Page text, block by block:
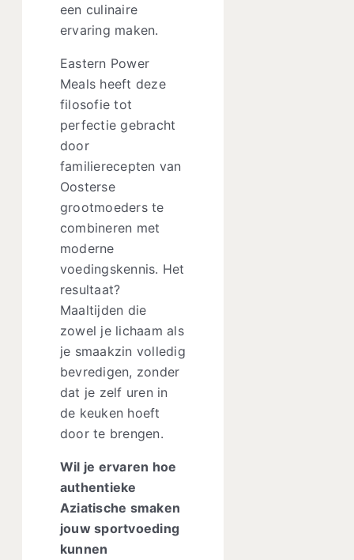
een culinaire
ervaring maken.
Eastern Power
Meals heeft deze
filosofie tot
perfectie gebracht
door
familierecepten van
Oosterse
grootmoeders te
combineren met
moderne
voedingskennis. Het
resultaat?
Maaltijden die
zowel je lichaam als
je smaakzin volledig
bevredigen, zonder
dat je zelf uren in
de keuken hoeft
door te brengen.
Wil je ervaren hoe
authentieke
Aziatische smaken
jouw sportvoeding
kunnen